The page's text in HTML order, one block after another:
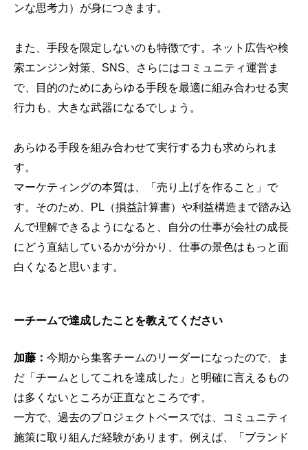
ンな思考力）が身につきます。
また、手段を限定しないのも特徴です。ネット広告や検
索エンジン対策、SNS、さらにはコミュニティ運営ま
で、目的のためにあらゆる手段を最適に組み合わせる実
行力も、大きな武器になるでしょう。
あらゆる手段を組み合わせて実行する力も求められま
す。
マーケティングの本質は、「売り上げを作ること」で
す。そのため、PL（損益計算書）や利益構造まで踏み込
んで理解できるようになると、自分の仕事が会社の成長
にどう直結しているかが分かり、仕事の景色はもっと面
白くなると思います。
ーチームで達成したことを教えてください
加藤： 今期から集客チームのリーダーになったので、ま
だ「チームとしてこれを達成した」と明確に言えるもの
は多くないところが正直なところです。
一方で、過去のプロジェクトベースでは、コミュニティ
施策に取り組んだ経験があります。例えば、「ブランド